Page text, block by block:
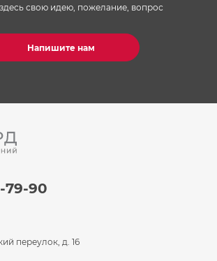
свою идею, пожелание, вопрос
Напишите нам
79-90
переулок, д. 16